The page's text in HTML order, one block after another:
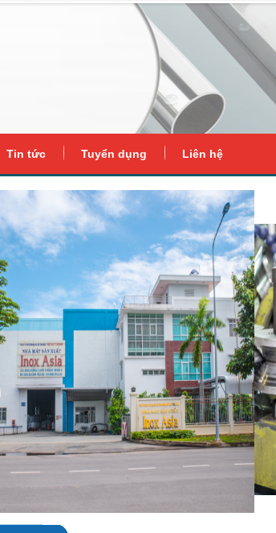
Tin tức Tuyển dụng Liên hệ